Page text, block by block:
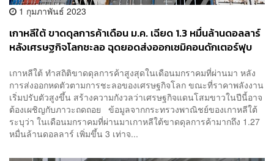
1 กุมภาพันธ์ 2023
เกาหลีใต้ ขาดดุลการค้าเดือน ม.ค. เฉียด 1.3 หมื่นล้านดอลลาร์
หลังเศรษฐกิจโลกชะลอ ฉุดยอดส่งออกเซมิคอนดักเตอร์ฟุบ
เกาหลีใต้ ทำสถิติขาดดุลการค้าสูงสุดในเดือนมกราคมที่ผ่านมา หลัง
การส่งออกหดตัวตามการชะลอของเศรษฐกิจโลก ขณะที่ราคาพลังงาน
เริ่มปรับตัวสูงขึ้น สร้างความกังวลว่าเศรษฐกิจแดนโสมขาวในปีนี้อาจ
ต้องเผชิญกับภาวะถดถอย ข้อมูลจากกระทรวงพาณิชย์ของเกาหลีใต้
ระบุว่า ในเดือนมกราคมที่ผ่านมาเกาหลีใต้ขาดดุลการค้ามากถึง 1.27
หมื่นล้านดอลลาร์ เพิ่มขึ้น 3 เท่าจ...